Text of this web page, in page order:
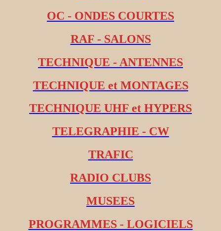
OC - ONDES COURTES
RAF - SALONS
TECHNIQUE - ANTENNES
TECHNIQUE et MONTAGES
TECHNIQUE UHF et HYPERS
TELEGRAPHIE - CW
TRAFIC
RADIO CLUBS
MUSEES
PROGRAMMES - LOGICIELS